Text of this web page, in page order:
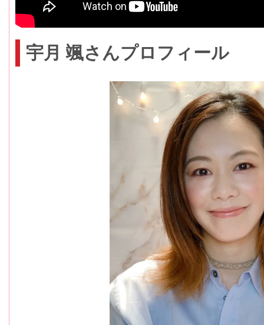
宇月 颯さんプロフィール